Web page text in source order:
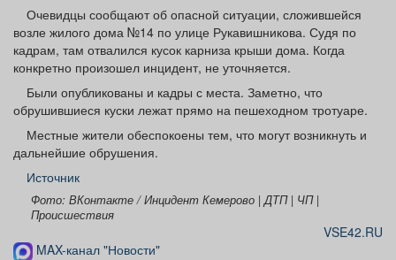
Товары Поздравления Погода
Очевидцы сообщают об опасной ситуации, сложившейся
возле жилого дома №14 по улице Рукавишникова. Судя по
кадрам, там отвалился кусок карниза крыши дома. Когда
конкретно произошел инцидент, не уточняется.
Были опубликованы и кадры с места. Заметно, что
обрушившиеся куски лежат прямо на пешеходном тротуаре.
Местные жители обеспокоены тем, что могут возникнуть и
дальнейшие обрушения.
Источник
Фото: ВКонтакте / Инцидент Кемерово | ДТП | ЧП |
Происшествия
VSE42.RU
MAX-канал "Новости"